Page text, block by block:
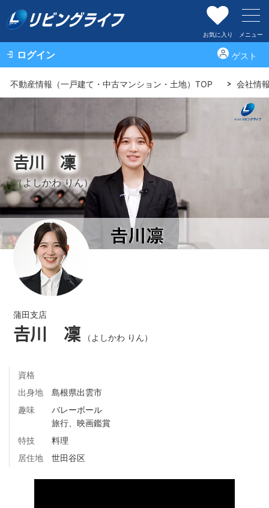
お気に入り メニュー
ログイン ゲスト
不動産情報（一戸建て・中古マンション・土地）TOP 会社情
𠮷川 凜
（よしかわ りん）
蒲田支店
𠮷川 凜 （よしかわ りん）
資格
出身地
島根県出雲市
趣味
バレーボール
旅行、映画鑑賞
特技
料理
居住地
世田谷区